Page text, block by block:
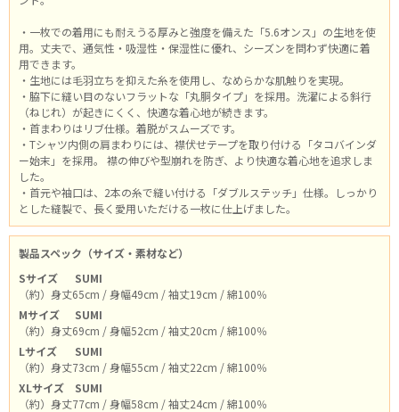
・一枚での着用にも耐えうる厚みと強度を備えた「5.6オンス」の生地を使
用。丈夫で、通気性・吸湿性・保湿性に優れ、シーズンを問わず快適に着
用できます。
・生地には毛羽立ちを抑えた糸を使用し、なめらかな肌触りを実現。
・脇下に縫い目のないフラットな「丸胴タイプ」を採用。洗濯による斜行
（ねじれ）が起きにくく、快適な着心地が続きます。
・首まわりはリブ仕様。着脱がスムーズです。
・Tシャツ内側の肩まわりには、襟伏せテープを取り付ける「タコバインダ
ー始末」を採用。 襟の伸びや型崩れを防ぎ、より快適な着心地を追求しま
した。
・首元や袖口は、2本の糸で縫い付ける「ダブルステッチ」仕様。しっかり
とした縫製で、長く愛用いただける一枚に仕上げました。
製品スペック（サイズ・素材など）
Sサイズ
SUMI
（約）身丈65cm / 身幅49cm / 袖丈19cm / 綿100％
Mサイズ
SUMI
（約）身丈69cm / 身幅52cm / 袖丈20cm / 綿100％
Lサイズ
SUMI
（約）身丈73cm / 身幅55cm / 袖丈22cm / 綿100％
XLサイズ
SUMI
（約）身丈77cm / 身幅58cm / 袖丈24cm / 綿100％